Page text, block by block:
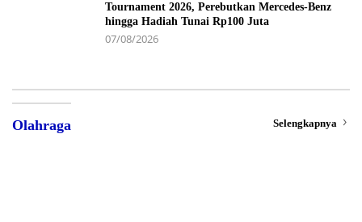
Tournament 2026, Perebutkan Mercedes-Benz
hingga Hadiah Tunai Rp100 Juta
07/08/2026
Olahraga Selengkapnya